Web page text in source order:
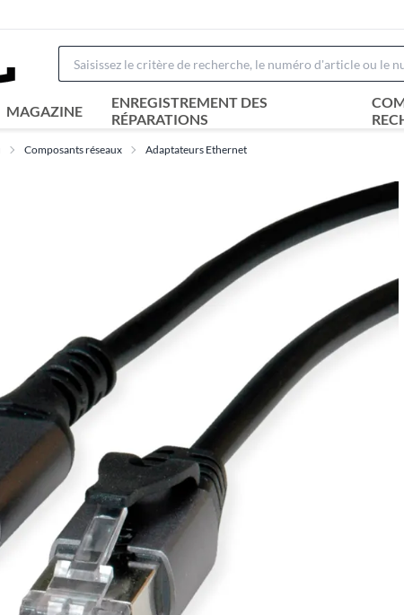
MAGAZINE
ENREGISTREMENT DES
RÉPARATIONS
Composants réseaux Adaptateurs Ethernet